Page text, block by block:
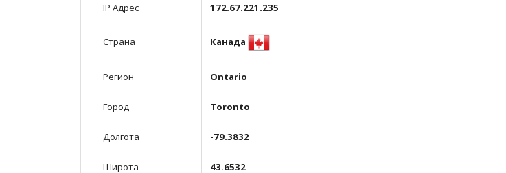
IP Адрес 172.67.221.235
Страна Канада
Регион Ontario
Город Toronto
Долгота -79.3832
Широта 43.6532